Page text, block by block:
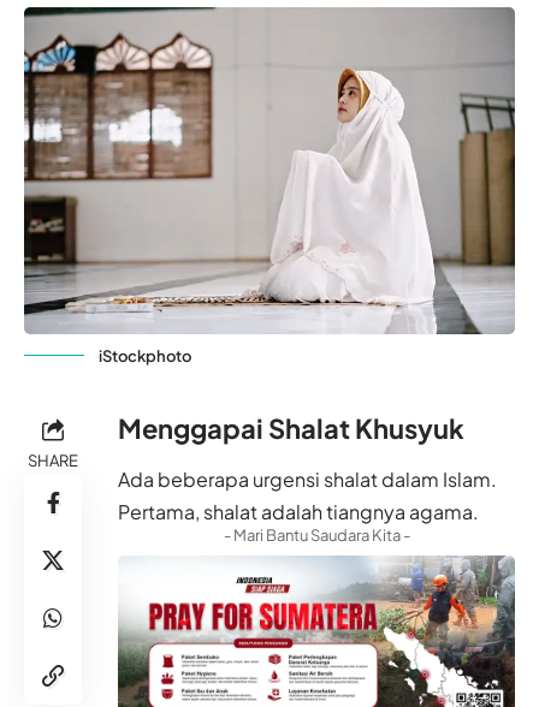
iStockphoto
SHARE
Menggapai Shalat Khusyuk
Ada beberapa urgensi shalat dalam Islam.
Pertama, shalat adalah tiangnya agama.
- Mari Bantu Saudara Kita -